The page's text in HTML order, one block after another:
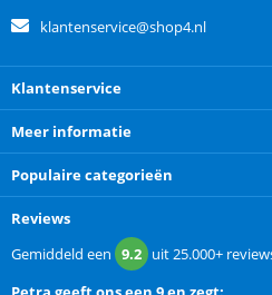
klantenservice@shop4.nl
Klantenservice
Meer informatie
Populaire categorieën
Reviews
Gemiddeld een 9.2 uit25.000+